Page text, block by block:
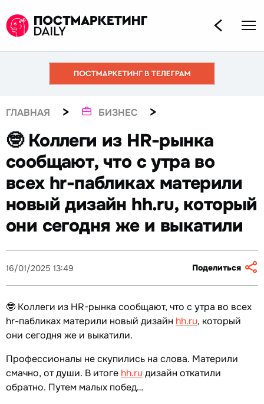
ГЛАВНАЯ > БИЗНЕС >
🤓 Коллеги из HR-рынка
сообщают, что с утра во
всех hr-пабликах материли
новый дизайн hh.ru, который
они сегодня же и выкатили
16/01/2025 13:49 Поделиться
🤓 Коллеги из HR-рынка сообщают, что с утра во всех
hr-пабликах материли новый дизайн hh.ru, который
они сегодня же и выкатили.
Профессионалы не скупились на слова. Материли
смачно, от души. В итоге hh.ruдизайн откатили
обратно. Путем малых побед…